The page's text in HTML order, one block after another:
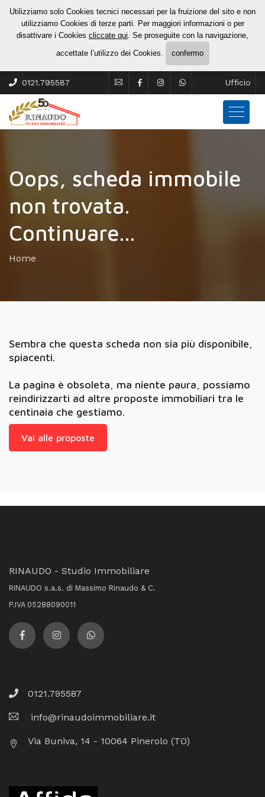
Utilizziamo solo Cookies tecnici necessari per la fruizione del sito e non
utilizziamo Cookies di terze parti. Per maggiori informazioni o per
disattivare i Cookies cliccate qui. Se proseguite con la navigazione,
accettate l’utilizzo dei Cookies.
confermo
0121.795587 Ufficio
Oops, scheda immobile
non trovata.
Continuare...
Home
Sembra che questa scheda non sia più disponibile,
spiacenti.
La pagina è obsoleta, ma niente paura, possiamo
reindirizzarti ad altre proposte immobiliari tra le
centinaia che gestiamo.
Vai alle proposte
RINAUDO - Studio Immobiliare
RINAUDO s.a.s. di Massimo Rinaudo & C.
P.IVA 05288090011
0121.795587
info@rinaudoimmobiliare.it
Via Buniva, 14 - 10064 Pinerolo (TO)